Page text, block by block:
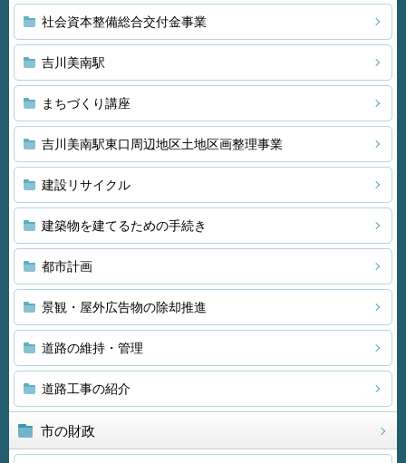
社会資本整備総合交付金事業
吉川美南駅
まちづくり講座
吉川美南駅東口周辺地区土地区画整理事業
建設リサイクル
建築物を建てるための手続き
都市計画
景観・屋外広告物の除却推進
道路の維持・管理
道路工事の紹介
市の財政